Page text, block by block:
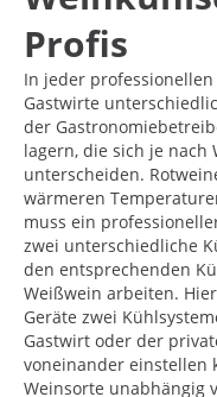
Profis
In jeder
Gastwirte
der
lagern, die sich je
unterscheiden.
wärmeren
muss ein
zwei unterschiedliche
den entsprechenden
Weißwein arbeiten.
Geräte zwei
Gastwirt oder der
voneinander einstellen
Weinsorte unabhängig